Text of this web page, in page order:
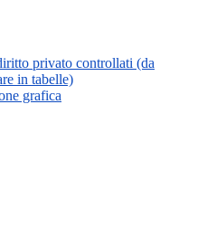
privato controllati (da
in tabelle)
grafica